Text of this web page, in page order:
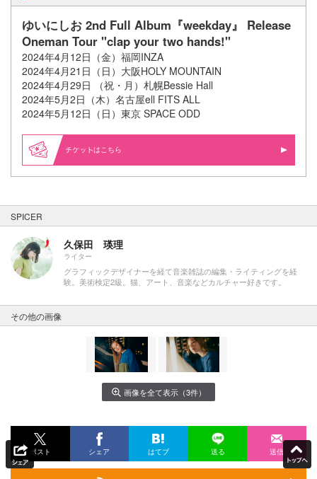
ゆいにしお 2nd Full Album『weekday』 Release
Oneman Tour "clap your two hands!"
2024年4月12日（金）福岡INZA
2024年4月21日（日）大阪HOLY MOUNTAIN
2024年4月29日 （祝・月）札幌Bessie Hall
2024年5月2日（木）名古屋ell FITS ALL
2024年5月12日（日）東京 SPACE ODD
はこちら
SPICER
久保田 瑛理
ライター
グラフィックデザイナーを経て音楽雑誌の編集・ライティングを経
験。美術検定2級。猫、アート、音楽などカルチャー好きです。
その他の画像
画像を全て表示（3件）
ポスト シェア はてブ 送る 送信